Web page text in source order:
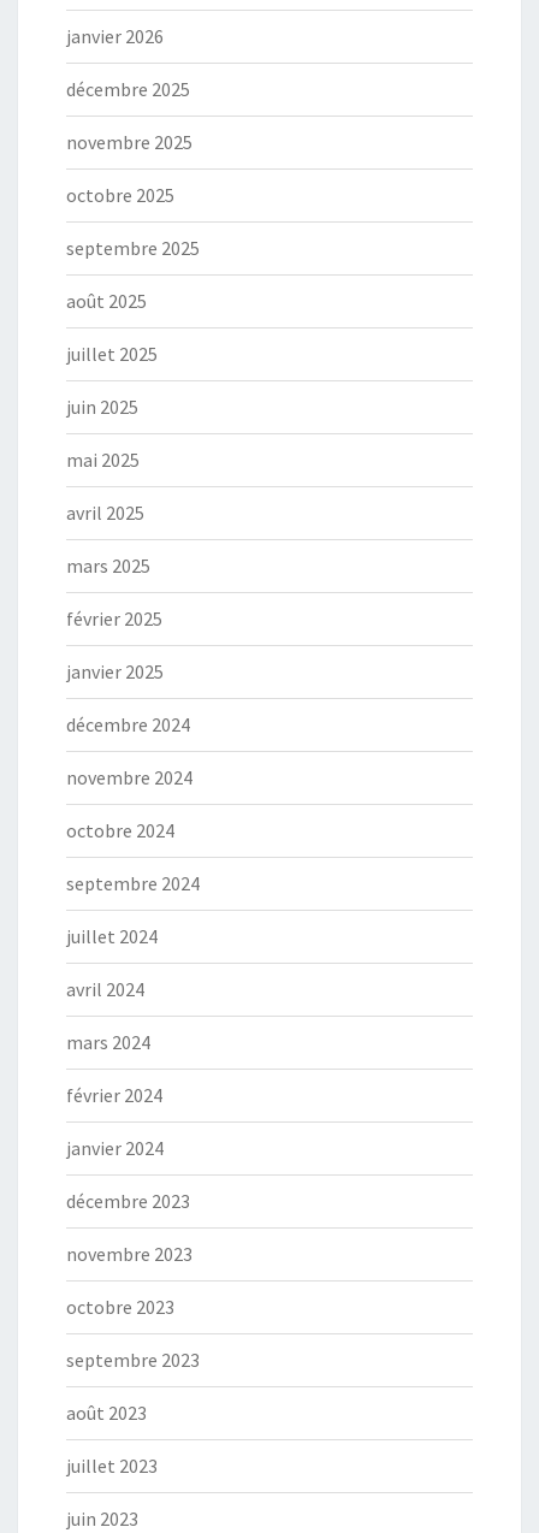
janvier 2026
décembre 2025
novembre 2025
octobre 2025
septembre 2025
août 2025
juillet 2025
juin 2025
mai 2025
avril 2025
mars 2025
février 2025
janvier 2025
décembre 2024
novembre 2024
octobre 2024
septembre 2024
juillet 2024
avril 2024
mars 2024
février 2024
janvier 2024
décembre 2023
novembre 2023
octobre 2023
septembre 2023
août 2023
juillet 2023
juin 2023